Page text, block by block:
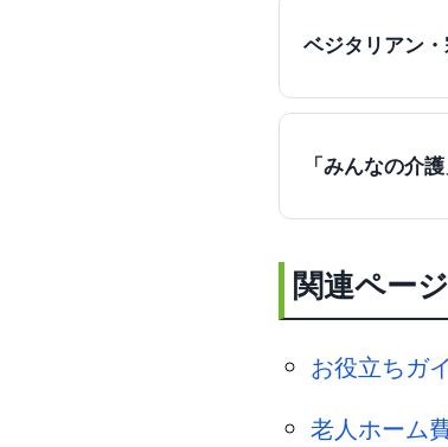
ベジタリアン
「みんなの介
関連ページ
お役立ちガ
老人ホーム